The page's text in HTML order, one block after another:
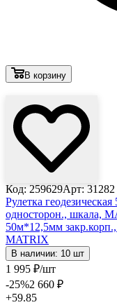
В корзину
Код: 259629Арт: 31282
Рулетка
односторон., шкала,
50м*12,5мм
MATRIX
В наличии: 10 шт
1 995 ₽/шт
-25%2 660 ₽
+59.85